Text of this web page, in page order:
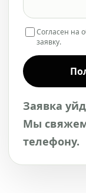
Согласен на
заявку.
Заявка
Мы
телефону.